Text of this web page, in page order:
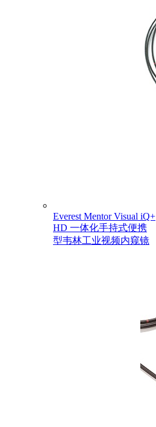
Everest Mentor Visual iQ+
HD 一体化手持式便携
型韦林工业视频内窥镜